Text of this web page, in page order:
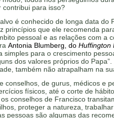
contribui para isso?
é conhecido de longa data do
princípios que ele recomenda
pessoal e as relações com a
Antonia Blumberg, do Huffington
simples para o crescimento
dos valores próprios do
também não atrapalham na
conselhos, de gurus, médicos e
físicos, até o corte de
conselhos de Francisco
proteger a natureza,
pessoas são algumas das